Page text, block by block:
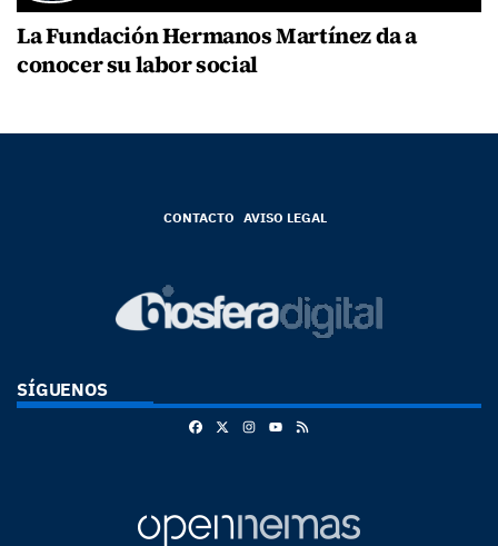
La Fundación Hermanos Martínez da a
conocer su labor social
CONTACTO AVISO LEGAL
SÍGUENOS
FacebookInstagram